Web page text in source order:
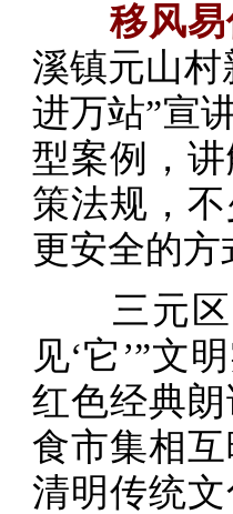
移风
溪镇元山村
进万站”宣
型案例，
策法规，
更安全的方
三元区
见‘它’”文
红色经典
食市集相
清明传统